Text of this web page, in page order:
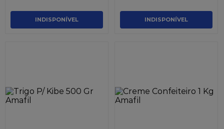
INDISPONÍVEL INDISPONÍVEL